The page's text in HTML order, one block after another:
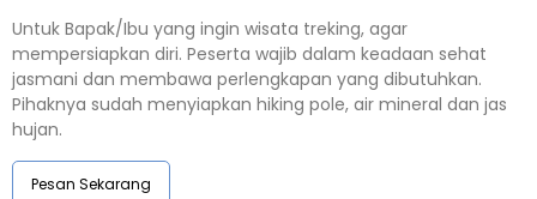
Untuk Bapak/Ibu yang ingin wisata treking, agar
mempersiapkan diri. Peserta wajib dalam keadaan sehat
jasmani dan membawa perlengkapan yang dibutuhkan.
Pihaknya sudah menyiapkan hiking pole, air mineral dan jas
hujan.
Pesan Sekarang